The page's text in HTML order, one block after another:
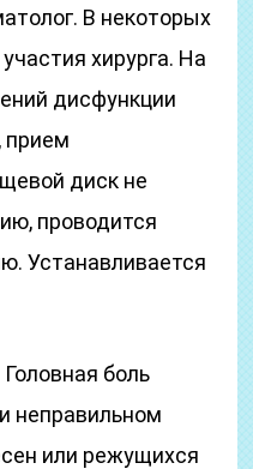
В некоторых
хирурга. На
дисфункции
прием
диск не
проводится
Устанавливается
боль
неправильном
или режущихся